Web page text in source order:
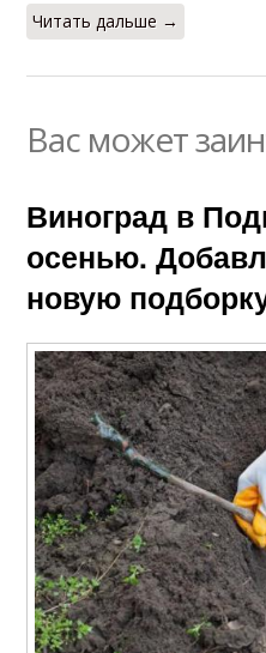
Читать дальше →
Вас может
Виноград в
осенью.
новую